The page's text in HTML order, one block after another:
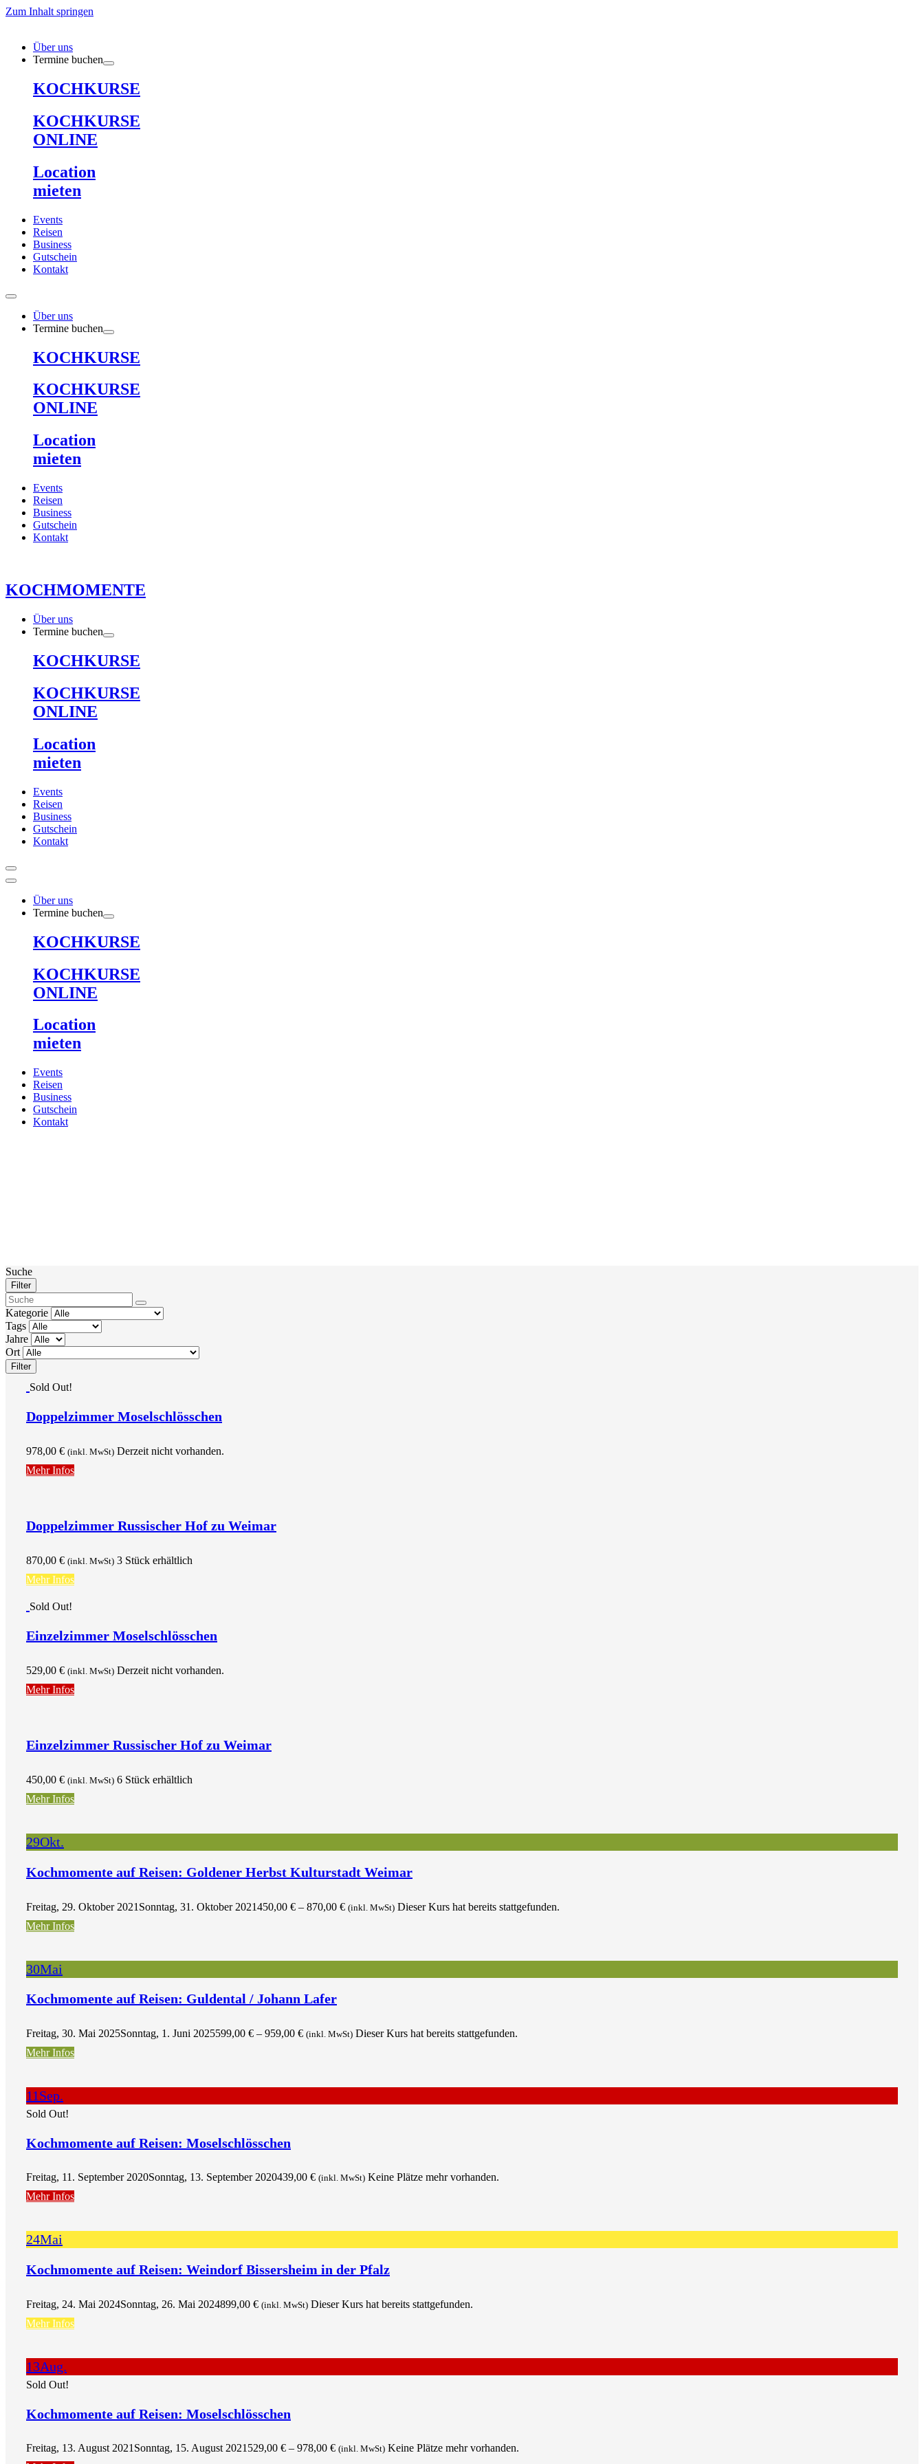
Zum Inhalt springen
Über uns
Termine buchen
KOCHKURSE
KOCHKURSE
ONLINE
Location
mieten
Events
Reisen
Business
Gutschein
Kontakt
Über uns
Termine buchen
KOCHKURSE
KOCHKURSE
ONLINE
Location
mieten
Events
Reisen
Business
Gutschein
Kontakt
KOCHMOMENTE
Über uns
Termine buchen
KOCHKURSE
KOCHKURSE
ONLINE
Location
mieten
Events
Reisen
Business
Gutschein
Kontakt
Über uns
Termine buchen
KOCHKURSE
KOCHKURSE
ONLINE
Location
mieten
Events
Reisen
Business
Gutschein
Kontakt
Suche
Filter
Kategorie
Tags
Jahre
Ort
Filter
Sold Out!
Doppelzimmer Moselschlösschen
978,00 € (inkl. MwSt) Derzeit nicht vorhanden.
Mehr Infos
Doppelzimmer Russischer Hof zu Weimar
870,00 € (inkl. MwSt) 3 Stück erhältlich
Mehr Infos
Sold Out!
Einzelzimmer Moselschlösschen
529,00 € (inkl. MwSt) Derzeit nicht vorhanden.
Mehr Infos
Einzelzimmer Russischer Hof zu Weimar
450,00 € (inkl. MwSt) 6 Stück erhältlich
Mehr Infos
29Okt.
Kochmomente auf Reisen: Goldener Herbst Kulturstadt Weimar
Freitag, 29. Oktober 2021 Sonntag, 31. Oktober 2021450,00 € – 870,00 € (inkl. MwSt) Dieser Kurs hat bereits stattgefunden.
Mehr Infos
30Mai
Kochmomente auf Reisen: Guldental / Johann Lafer
Freitag, 30. Mai 2025Sonntag, 1. Juni 2025599,00 € – 959,00 € (inkl. MwSt) Dieser Kurs hat bereits stattgefunden.
Mehr Infos
11Sep.
Sold Out!
Kochmomente auf Reisen: Moselschlösschen
Freitag, 11. September 2020Sonntag, 13. September 2020439,00 € (inkl. MwSt) Keine Plätze mehr vorhanden.
Mehr Infos
24Mai
Kochmomente auf Reisen: Weindorf Bissersheim in der Pfalz
Freitag, 24. Mai 2024Sonntag, 26. Mai 2024899,00 € (inkl. MwSt) Dieser Kurs hat bereits stattgefunden.
Mehr Infos
13Aug.
Sold Out!
Kochmomente auf Reisen: Moselschlösschen
Freitag, 13. August 2021 Sonntag, 15. August 2021 529,00 € – 978,00 € (inkl. MwSt) Keine Plätze mehr vorhanden.